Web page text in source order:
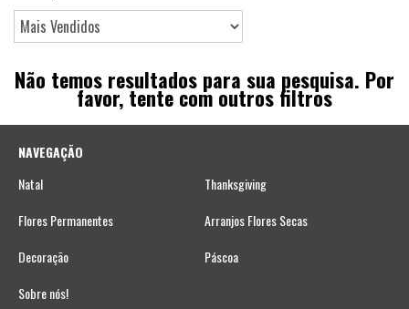
Não temos resultados para sua pesquisa. Por
favor, tente com outros filtros
NAVEGAÇÃO
Natal
Thanksgiving
Flores Permanentes
Arranjos Flores Secas
Decoração
Páscoa
Sobre nós!